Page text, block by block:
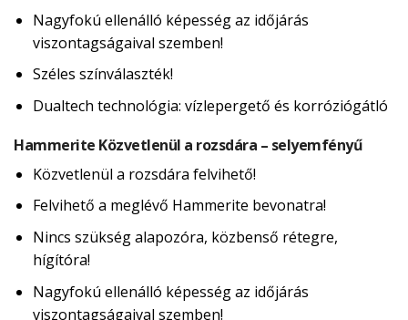
Nagyfokú ellenálló képesség az időjárás
viszontagságaival szemben!
Széles színválaszték!
Dualtech technológia: vízlepergető és korróziógátló
Hammerite Közvetlenül a rozsdára – selyemfényű
Közvetlenül a rozsdára felvihető!
Felvihető a meglévő Hammerite bevonatra!
Nincs szükség alapozóra, közbenső rétegre,
hígítóra!
Nagyfokú ellenálló képesség az időjárás
viszontagságaival szemben!